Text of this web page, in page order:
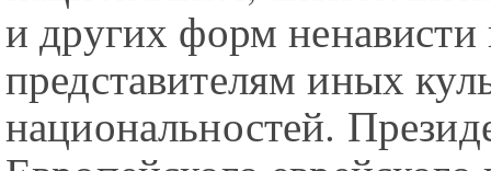
и других форм ненависти
представителям иных
национальностей.